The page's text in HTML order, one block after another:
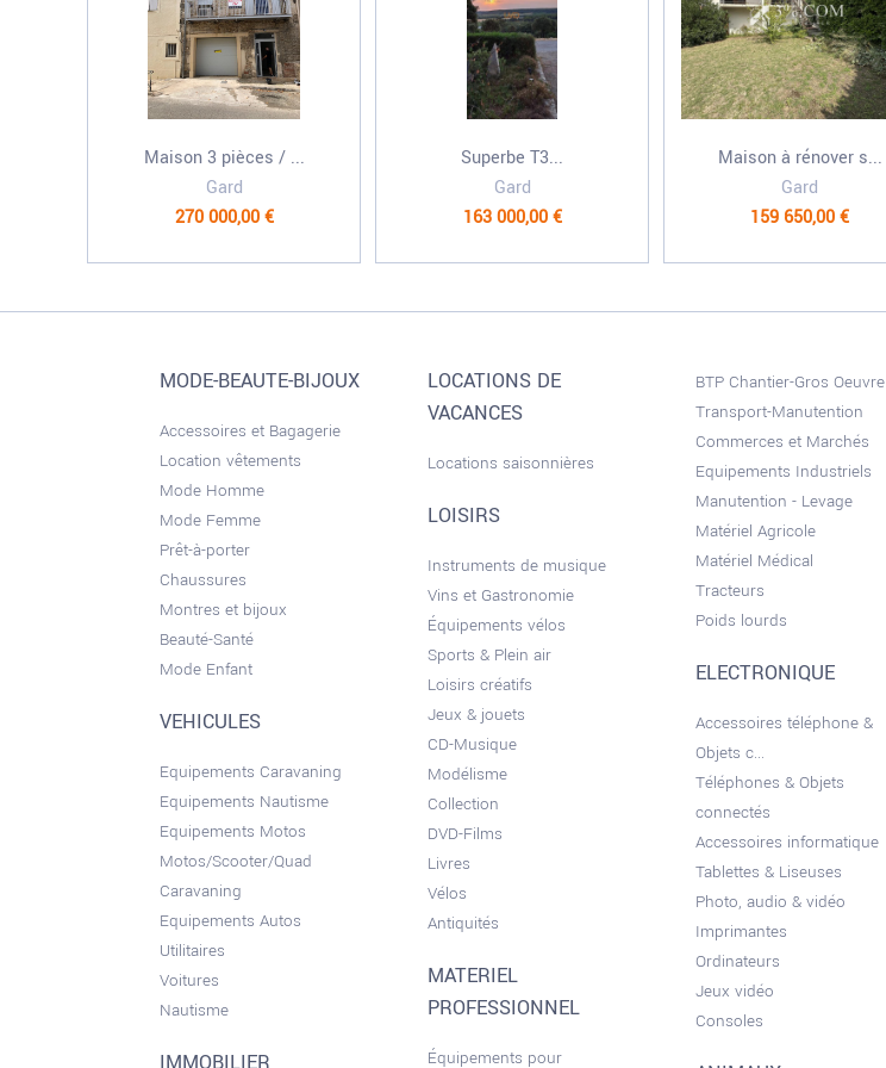
Maison 3 pièces / ...
Gard
270 000,00 €
Superbe T3...
Gard
163 000,00 €
Maison à rénover s...
Gard
159 650,00 €
MODE-BEAUTE-BIJOUX
Accessoires et Bagagerie
Location vêtements
Mode Homme
Mode Femme
Prêt-à-porter
Chaussures
Montres et bijoux
Beauté-Santé
Mode Enfant
VEHICULES
Equipements Caravaning
Equipements Nautisme
Equipements Motos
Motos/Scooter/Quad
Caravaning
Equipements Autos
Utilitaires
Voitures
Nautisme
LOCATIONS DE
VACANCES
Locations saisonnières
LOISIRS
Instruments de musique
Vins et Gastronomie
Équipements vélos
Sports & Plein air
Loisirs créatifs
Jeux & jouets
CD-Musique
Modélisme
Collection
DVD-Films
Livres
Vélos
Antiquités
MATERIEL
PROFESSIONNEL
Équipements pour
BTP Chantier-Gros Oeuvre
Transport-Manutention
Commerces et Marchés
Equipements Industriels
Manutention - Levage
Matériel Agricole
Matériel Médical
Tracteurs
Poids lourds
ELECTRONIQUE
Accessoires téléphone &
Objets c...
Téléphones & Objets
connectés
Accessoires informatique
Tablettes & Liseuses
Photo, audio & vidéo
Imprimantes
Ordinateurs
Jeux vidéo
Consoles